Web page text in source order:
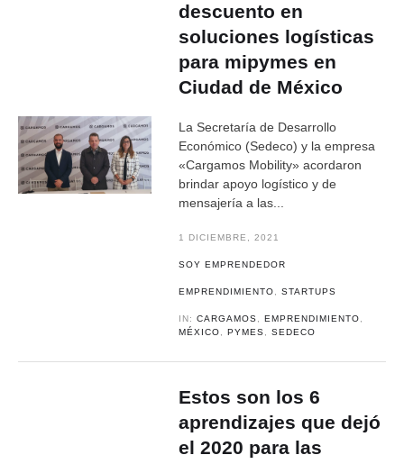
descuento en
soluciones logísticas
para mipymes en
Ciudad de México
La Secretaría de Desarrollo
Económico (Sedeco) y la empresa
«Cargamos Mobility» acordaron
brindar apoyo logístico y de
mensajería a las...
1 DICIEMBRE, 2021
SOY EMPRENDEDOR
EMPRENDIMIENTO ,STARTUPS
IN:CARGAMOS ,EMPRENDIMIENTO
MÉXICO
,PYMES ,SEDECO
Estos son los 6
aprendizajes que dejó
el 2020 para las